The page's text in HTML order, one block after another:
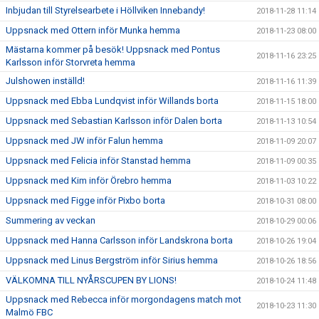
Inbjudan till Styrelsearbete i Höllviken Innebandy! 2018-11-28 11:14
Uppsnack med Ottern inför Munka hemma 2018-11-23 08:00
Mästarna kommer på besök! Uppsnack med Pontus
Karlsson inför Storvreta hemma
2018-11-16 23:25
Julshowen inställd! 2018-11-16 11:39
Uppsnack med Ebba Lundqvist inför Willands borta 2018-11-15 18:00
Uppsnack med Sebastian Karlsson inför Dalen borta 2018-11-13 10:54
Uppsnack med JW inför Falun hemma 2018-11-09 20:07
Uppsnack med Felicia inför Stanstad hemma 2018-11-09 00:35
Uppsnack med Kim inför Örebro hemma 2018-11-03 10:22
Uppsnack med Figge inför Pixbo borta 2018-10-31 08:00
Summering av veckan 2018-10-29 00:06
Uppsnack med Hanna Carlsson inför Landskrona borta 2018-10-26 19:04
Uppsnack med Linus Bergström inför Sirius hemma 2018-10-26 18:56
VÄLKOMNA TILL NYÅRSCUPEN BY LIONS! 2018-10-24 11:48
Uppsnack med Rebecca inför morgondagens match mot
Malmö FBC
2018-10-23 11:30